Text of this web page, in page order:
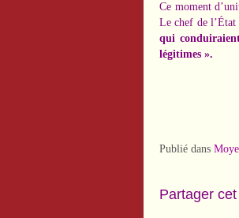
Ce moment
Le chef de l’État
qui
légitimes ».
Publié dans
Partager